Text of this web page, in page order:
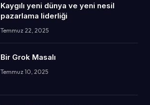
Kaygılı yeni dünya ve yeni nesil
pazarlama liderliği
Temmuz 22, 2025
Bir Grok Masalı
Temmuz 10, 2025